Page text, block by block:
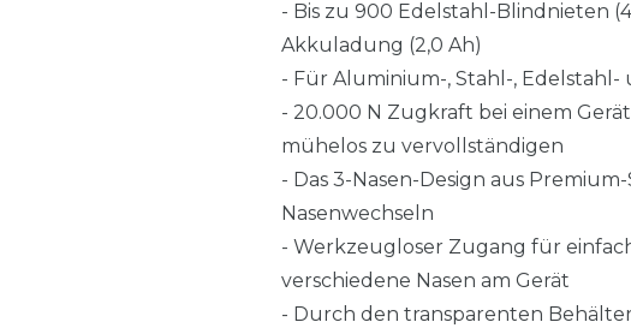
- Bis zu 900 Edelstahl-Blindnieten
Akkuladung (2,0 Ah)
- Für Aluminium-, Stahl-,
- 20.000 N Zugkraft bei einem
mühelos zu vervollständigen
- Das 3-Nasen-Design aus
Nasenwechseln
- Werkzeugloser Zugang für
verschiedene Nasen am Gerät
- Durch den transparenten